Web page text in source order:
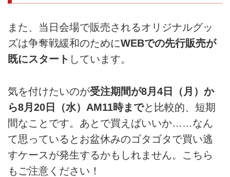
また、当日会場で販売されるオリジナルグッ
ズは争奪戦緩和のためにWEBでの先行販売が
既にスタート しています。
気を付けたいのが受注期間が8月4日（月）か
ら8月20日（水）AM11時までと比較的、短期
間なことです。あとで買えばいいか……なん
て思っているとお盆休みのゴタゴタで買い逃
すケースが発生するかもしれません。こちら
もご注意ください！